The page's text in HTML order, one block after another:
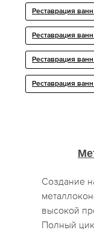
Реставрация
Реставрация
Реставрация
Реставрация
Создание
высокой
Полный